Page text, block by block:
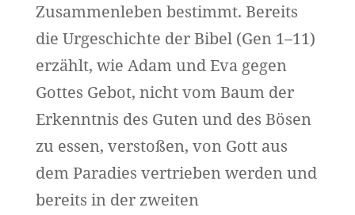
Zusammenleben bestimmt. Bereits
die Urgeschichte der Bibel (Gen 1–11)
erzählt, wie Adam und Eva gegen
Gottes Gebot, nicht vom Baum der
Erkenntnis des Guten und des Bösen
zu essen, verstoßen, von Gott aus
dem Paradies vertrieben werden und
bereits in der zweiten